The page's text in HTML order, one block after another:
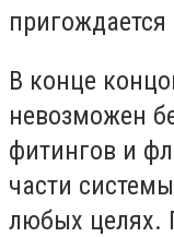
B конце
невозможен
фитингов и
части
любых целях.